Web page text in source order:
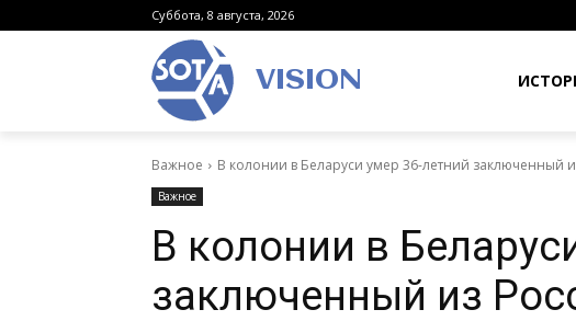
Суббота, 8 августа, 2026
VISION
Важное В колонии в Беларуси умер 36-летний заключенный
Важное
В колонии в
заключенный из